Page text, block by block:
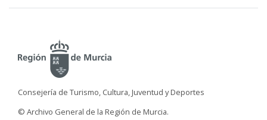
Consejería de Turismo, Cultura, Juventud y Deportes
© Archivo General de la Región de Murcia.